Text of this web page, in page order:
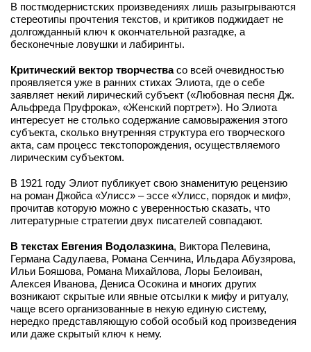
В постмодернистских произведениях лишь разыгрываются
стереотипы прочтения текстов, и критиков поджидает не
долгожданный ключ к окончательной разгадке, а
бесконечные ловушки и лабиринты.
Критический вектор творчествасо всей очевидностью
проявляется уже в ранних стихах Элиота, где о себе
заявляет некий лирический субъект («Любовная песня Дж.
Альфреда Пруфрока», «Женский портрет»). Но Элиота
интересует не столько содержание самовыражения этого
субъекта, сколько внутренняя структура его творческого
акта, сам процесс текстопорождения, осуществляемого
лирическим субъектом.
В 1921 году Элиот публикует свою знаменитую рецензию
на роман Джойса «Улисс» – эссе «Улисс, порядок и миф»,
прочитав которую можно с уверенностью сказать, что
литературные стратегии двух писателей совпадают.
В текстах Евгения Водолазкина, Виктора Пелевина,
Германа Садулаева, Романа Сенчина, Ильдара Абузярова,
Ильи Бояшова, Романа Михайлова, Лоры Белоиван,
Алексея Иванова, Дениса Осокина и многих других
возникают скрытые или явные отсылки к мифу и ритуалу,
чаще всего организованные в некую единую систему,
нередко представляющую собой особый код произведения
или даже скрытый ключ к нему.